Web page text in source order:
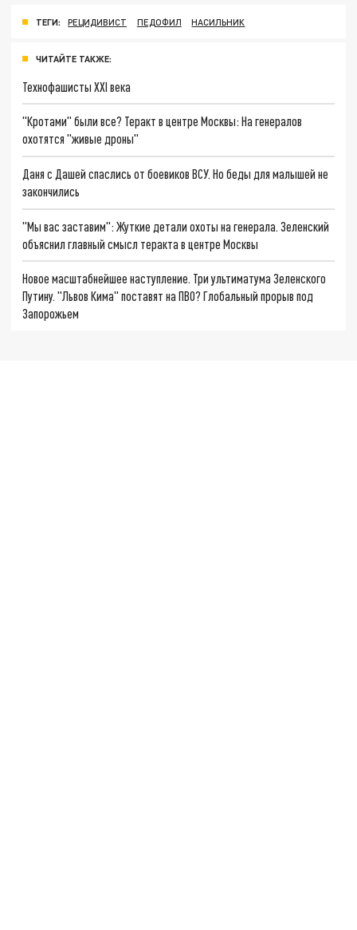
ТЕГИ: РЕЦИДИВИСТ ПЕДОФИЛ НАСИЛЬНИК
ЧИТАЙТЕ ТАКЖЕ:
Технофашисты XXI века
"Кротами" были все? Теракт в центре Москвы: На генералов
охотятся "живые дроны"
Даня с Дашей спаслись от боевиков ВСУ. Но беды для малышей не
закончились
"Мы вас заставим": Жуткие детали охоты на генерала. Зеленский
объяснил главный смысл теракта в центре Москвы
Новое масштабнейшее наступление. Три ультиматума Зеленского
Путину. "Львов Кима" поставят на ПВО? Глобальный прорыв под
Запорожьем